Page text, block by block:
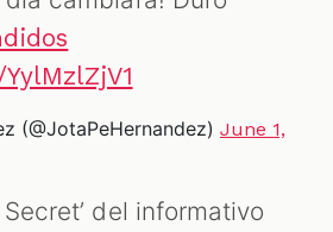
(@JotaPeHernandez) June 1,
del informativo